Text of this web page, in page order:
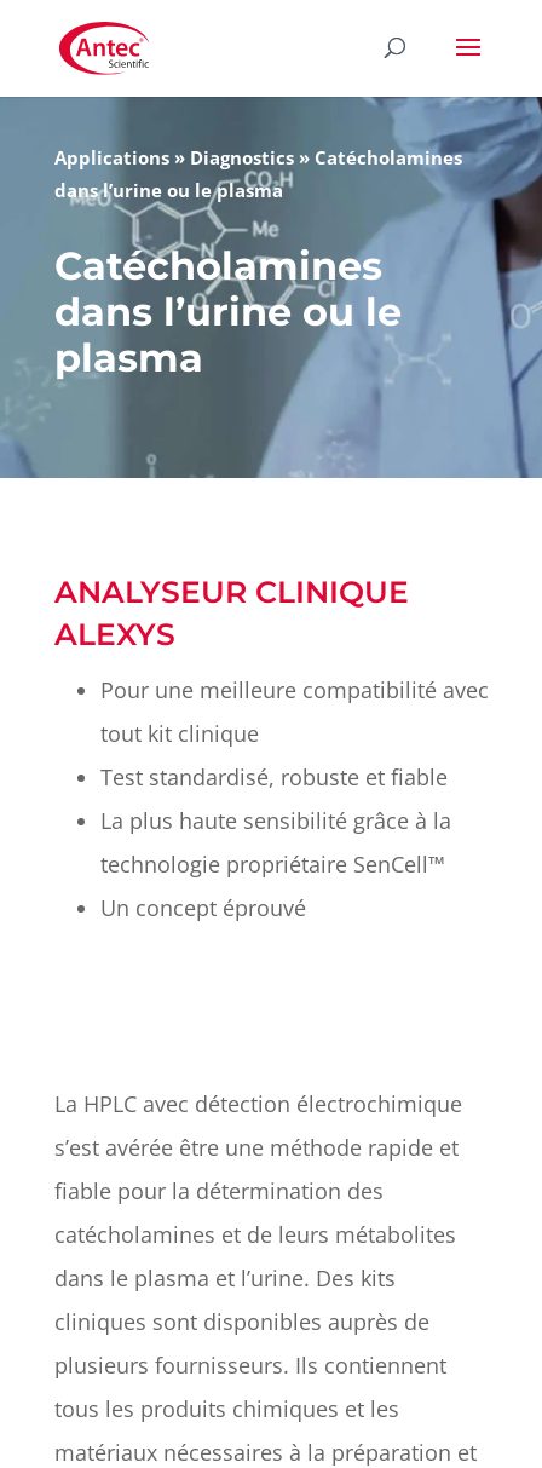
Applications» Diagnostics» Catécholamines
dans l’urine ou le plasma
Catécholamines
dans l’urine ou le
plasma
ANALYSEUR CLINIQUE
ALEXYS
Pour une meilleure compatibilité avec
tout kit clinique
Test standardisé, robuste et fiable
La plus haute sensibilité grâce à la
technologie propriétaire SenCell™
Un concept éprouvé
La HPLC avec détection électrochimique
s’est avérée être une méthode rapide et
fiable pour la détermination des
catécholamines et de leurs métabolites
dans le plasma et l’urine. Des kits
cliniques sont disponibles auprès de
plusieurs fournisseurs. Ils contiennent
tous les produits chimiques et les
matériaux nécessaires à la préparation et